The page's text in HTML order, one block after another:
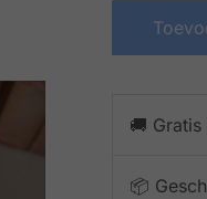
🚚
📦